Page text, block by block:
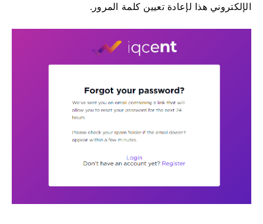
الإلكتروني هذا لإعادة تعيين كلمة المرور.